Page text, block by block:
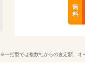
無
料
※一括型では複数社からの査定額、オ